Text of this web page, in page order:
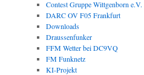
Contest Gruppe Wittgenborn e.V.
DARC OV F05 Frankfurt
Downloads
Draussenfunker
FFM Wetter bei DC9VQ
FM Funknetz
KI-Projekt